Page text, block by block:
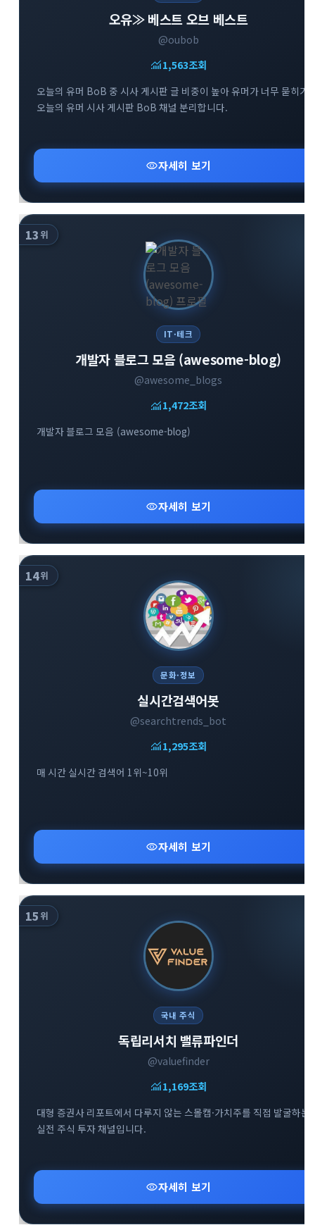
오유≫ 베스트 오브 베스트
@oubob
monitoring1,563조회
오늘의 유머 BoB 중 시사 게시판 글 비중이 높아 유머가 너무 묻히기
오늘의 유머 시사 게시판 BoB 채널 분리합니다.
visibility자세히 보기
13 위
IT·테크
개발자 블로그 모음 (awesome-blog)
@awesome_blogs
monitoring1,472조회
개발자 블로그 모음 (awesome-blog)
visibility자세히 보기
14위
문화·정보
실시간검색어봇
@searchtrends_bot
monitoring1,295조회
매 시간 실시간 검색어 1위~10위
visibility자세히 보기
15 위
국내 주식
독립리서치 밸류파인더
@valuefinder
monitoring1,169조회
대형 증권사 리포트에서 다루지 않는 스몰캡·가치주를 직접 발굴하는
실전 주식 투자 채널입니다.
visibility자세히 보기